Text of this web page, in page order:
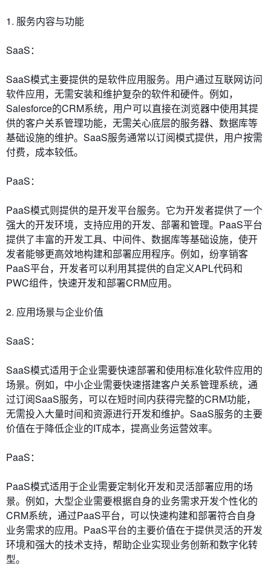
1. 服务内容与功能
SaaS：
SaaS模式主要提供的是软件应用服务。用户通过互联网访问
软件应用，无需安装和维护复杂的软件和硬件。例如，
Salesforce的CRM系统，用户可以直接在浏览器中使用其提
供的客户关系管理功能，无需关心底层的服务器、数据库等
基础设施的维护。SaaS服务通常以订阅模式提供，用户按需
付费，成本较低。
PaaS：
PaaS模式则提供的是开发平台服务。它为开发者提供了一个
强大的开发环境，支持应用的开发、部署和管理。PaaS平台
提供了丰富的开发工具、中间件、数据库等基础设施，使开
发者能够更高效地构建和部署应用程序。例如，纷享销客
PaaS平台，开发者可以利用其提供的自定义APL代码和
PWC组件，快速开发和部署CRM应用。
2. 应用场景与企业价值
SaaS：
SaaS模式适用于企业需要快速部署和使用标准化软件应用的
场景。例如，中小企业需要快速搭建客户关系管理系统，通
过订阅SaaS服务，可以在短时间内获得完整的CRM功能，
无需投入大量时间和资源进行开发和维护。SaaS服务的主要
价值在于降低企业的IT成本，提高业务运营效率。
PaaS：
PaaS模式适用于企业需要定制化开发和灵活部署应用的场
景。例如，大型企业需要根据自身的业务需求开发个性化的
CRM系统，通过PaaS平台，可以快速构建和部署符合自身
业务需求的应用。PaaS平台的主要价值在于提供灵活的开发
环境和强大的技术支持，帮助企业实现业务创新和数字化转
型。